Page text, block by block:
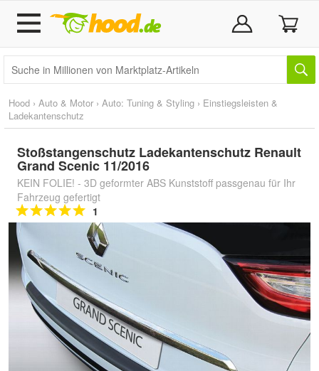
Hood › Auto & Motor › Auto: Tuning & Styling › Einstiegsleisten &
Ladekantenschutz
Stoßstangenschutz Ladekantenschutz Renault
Grand Scenic 11/2016
KEIN FOLIE! - 3D geformter ABS Kunststoff passgenau für Ihr
Fahrzeug gefertigt
1